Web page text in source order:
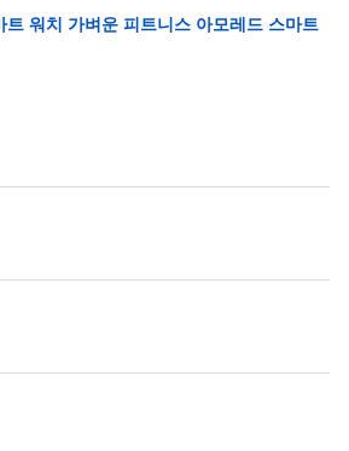
워치 가벼운 피트니스 아모레드 스마트